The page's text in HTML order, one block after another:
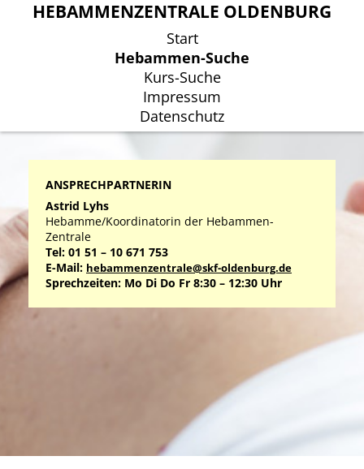
HEBAMMENZENTRALE OLDENBURG
Start
Hebammen-Suche
Kurs-Suche
Impressum
Datenschutz
HEBAMMENZENTRALE OLDENBURG
Start
Hebammen-Suche
Kurs-Suche
Impressum
Datenschutz
ANSPRECHPARTNERIN
Astrid Lyhs
Hebamme/Koordinatorin der Hebammen-
Zentrale
Tel: 01 51 – 10 671 753
E-Mail: hebammenzentrale@skf-oldenburg.de
Sprechzeiten: Mo Di Do Fr 8:30 – 12:30 Uhr